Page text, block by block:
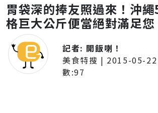
胃袋深的捧友照過來！沖
格巨大公斤便當絕對滿足您
記者: 開飯喇！
美食特搜 | 2015-05-
數:97